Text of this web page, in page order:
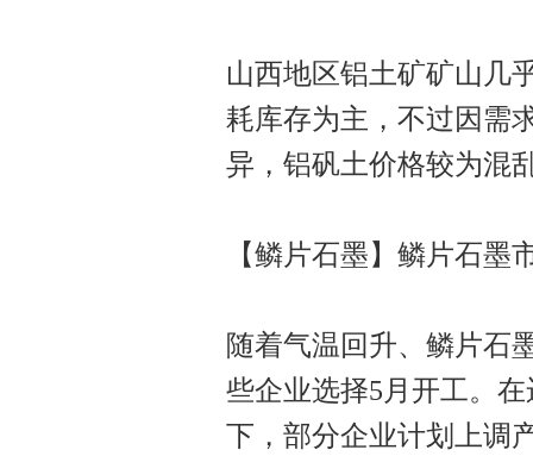
山西地区铝土矿矿山几
耗库存为主，不过因需
异，铝矾土价格较为混
【鳞片石墨】鳞片石墨
随着气温回升、鳞片石
些企业选择5月开工。
下，部分企业计划上调